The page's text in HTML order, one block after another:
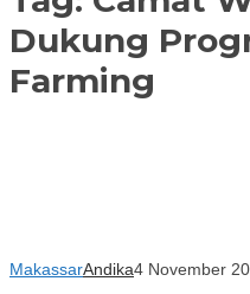
Dukung
Farming
MakassarAndika4 November